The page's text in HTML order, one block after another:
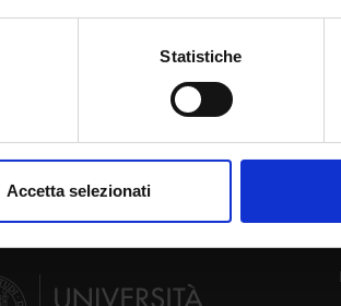
con un'approssimazione di
dalla Dichiarazione sui cookie.
Statistiche
Accetta selezionati